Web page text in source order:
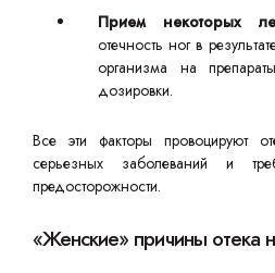
Прием некоторых
отечность ног в
организма на
дозировки.
Все эти факторы провоцируют
серьезных заболеваний и
предосторожности.
«Женские» причины отека